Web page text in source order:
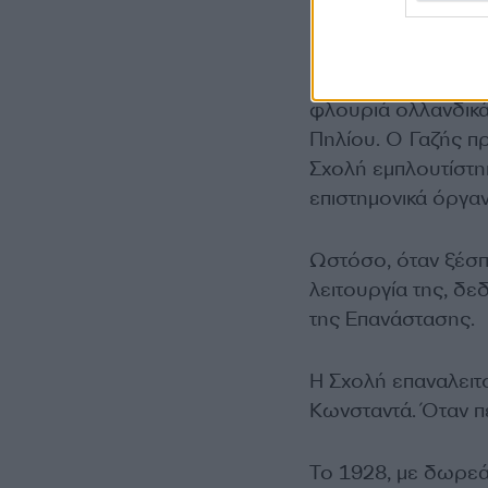
Η Σχολή
φλουριά
Πηλίου. Ο Γαζής
Σχολή
επιστημονικά
Ωστόσο, όταν
λειτουργία της,
της Επανάστασης.
Η Σχολή
Κωνσταντά. Όταν
Το 1928, με δωρεά